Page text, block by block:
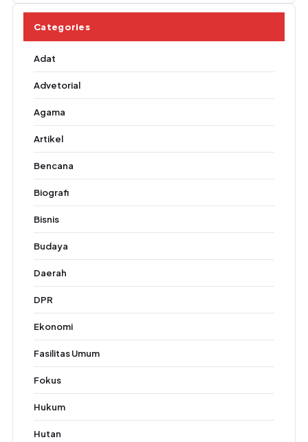
Categories
Adat
Advetorial
Agama
Artikel
Bencana
Biografi
Bisnis
Budaya
Daerah
DPR
Ekonomi
Fasilitas Umum
Fokus
Hukum
Hutan